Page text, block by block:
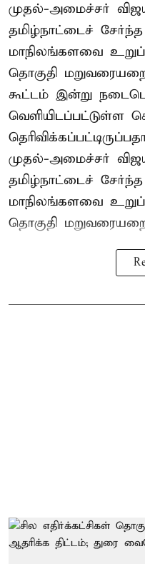
முதல்-அமைச்சர்
தமிழ்நாட்டைச்
மாநிலங்களவை
தொகுதி
கூட்டம் இன்று
வெளியிடப்பட்டுள்ள
முதல்-அமைச்சர்
தமிழ்நாட்டைச்
மாநிலங்களவை
தொகுதி